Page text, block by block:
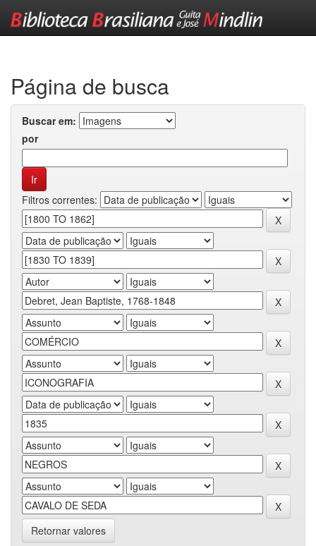
Página de busca
Buscar em:
por
Filtros correntes:
Retornar valores